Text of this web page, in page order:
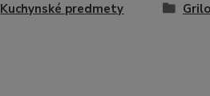
Kuchynské predmety